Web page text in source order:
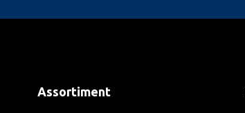
Assortiment